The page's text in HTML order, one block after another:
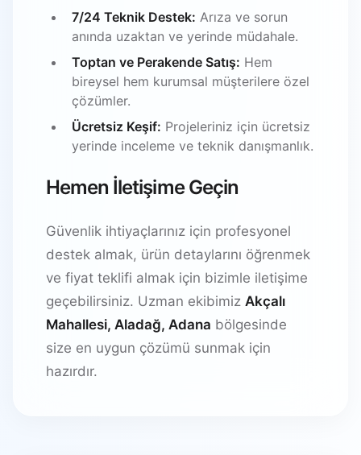
7/24 Teknik Destek: Arıza ve sorun
anında uzaktan ve yerinde müdahale.
Toptan ve Perakende Satış: Hem
bireysel hem kurumsal müşterilere özel
çözümler.
Ücretsiz Keşif: Projeleriniz için ücretsiz
yerinde inceleme ve teknik danışmanlık.
Hemen İletişime Geçin
Güvenlik ihtiyaçlarınız için profesyonel
destek almak, ürün detaylarını öğrenmek
ve fiyat teklifi almak için bizimle iletişime
geçebilirsiniz. Uzman ekibimiz Akçalı
Mahallesi, Aladağ, Adana bölgesinde
size en uygun çözümü sunmak için
hazırdır.